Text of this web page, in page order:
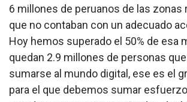
6 millones de peruanos de las zonas
que no contaban con un adecuado
Hoy hemos superado el 50% de esa
quedan 2.9 millones de personas
sumarse al mundo digital, ese es el
para el que debemos sumar